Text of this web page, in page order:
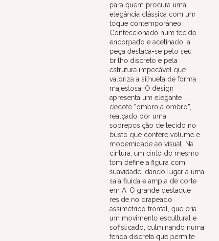
para quem procura uma
elegância clássica com um
toque contemporâneo.
Confeccionado num tecido
encorpado e acetinado, a
peça destaca-se pelo seu
brilho discreto e pela
estrutura impecável que
valoriza a silhueta de forma
majestosa. O design
apresenta um elegante
decote “ombro a ombro”,
realçado por uma
sobreposição de tecido no
busto que confere volume e
modernidade ao visual. Na
cintura, um cinto do mesmo
tom define a figura com
suavidade, dando lugar a uma
saia fluida e ampla de corte
em A. O grande destaque
reside no drapeado
assimétrico frontal, que cria
um movimento escultural e
sofisticado, culminando numa
fenda discreta que permite